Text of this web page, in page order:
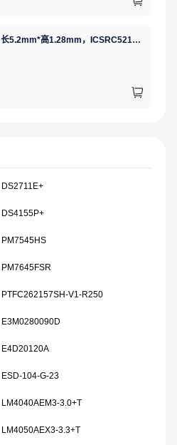
ICT，屏蔽夹 ，长5.2mm*高1.28mm，ICSRC52128SFR
DS2711E+
DS4155P+
PM7545HS
PM7645FSR
PTFC262157SH-V1-R250
E3M0280090D
E4D20120A
ESD-104-G-23
LM4040AEM3-3.0+T
LM4050AEX3-3.3+T